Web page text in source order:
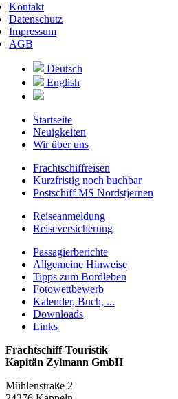
Kontakt
Datenschutz
Impressum
AGB
Deutsch
English
Startseite
Neuigkeiten
Wir über uns
Frachtschiffreisen
Kurzfristig noch buchbar
Postschiff MS Nordstjernen
Reiseanmeldung
Reiseversicherung
Passagierberichte
Allgemeine Hinweise
Tipps zum Bordleben
Fotowettbewerb
Kalender, Buch, ...
Downloads
Links
Frachtschiff-Touristik
Kapitän Zylmann GmbH
Mühlenstraße 2